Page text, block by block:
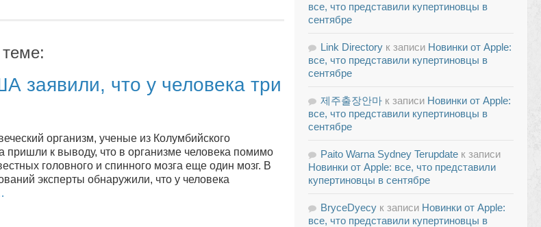
заявили, что у человека три
организм, ученые из Колумбийского
пришли к выводу, что в организме человека помимо
головного и спинного мозга еще один мозг. В
эксперты обнаружили, что у человека
все, что представили купертиновцы в
сентябре
Link Directory к записи Новинки от Apple:
все, что представили купертиновцы в
сентябре
제주출장안마 к записи Новинки от Apple:
все, что представили купертиновцы в
сентябре
Paito Warna Sydney Terupdate к записи
Новинки от Apple: все, что представили
купертиновцы в сентябре
BryceDyecy к записи Новинки от Apple:
все, что представили купертиновцы в